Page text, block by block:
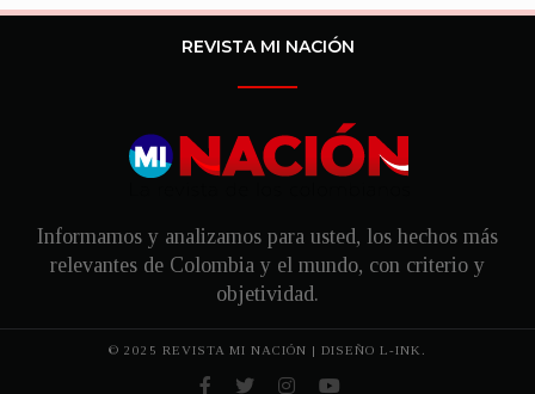
REVISTA MI NACIÓN
Informamos y analizamos para usted, los hechos más
relevantes de Colombia y el mundo, con criterio y
objetividad.
© 2025 REVISTA MI NACIÓN | DISEÑO L-INK.